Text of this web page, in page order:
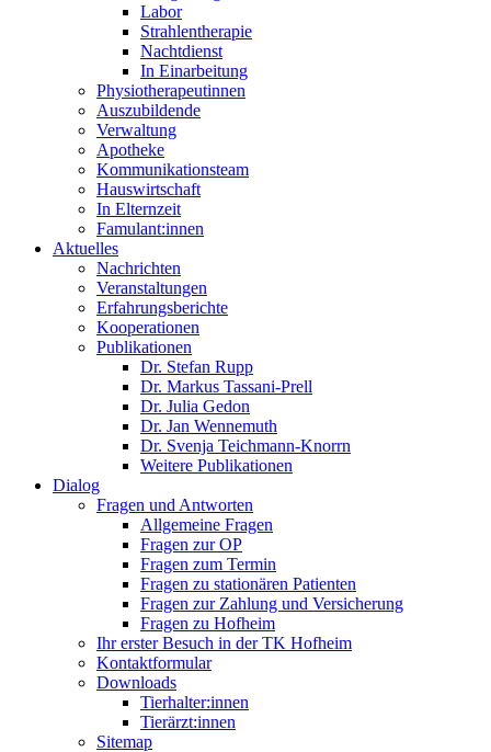
Labor
Strahlentherapie
Nachtdienst
In Einarbeitung
Physiotherapeutinnen
Auszubildende
Verwaltung
Apotheke
Kommunikationsteam
Hauswirtschaft
In Elternzeit
Famulant:innen
Aktuelles
Nachrichten
Veranstaltungen
Erfahrungsberichte
Kooperationen
Publikationen
Dr. Stefan Rupp
Dr. Markus Tassani-Prell
Dr. Julia Gedon
Dr. Jan Wennemuth
Dr. Svenja Teichmann-Knorrn
Weitere Publikationen
Dialog
Fragen und Antworten
Allgemeine Fragen
Fragen zur OP
Fragen zum Termin
Fragen zu stationären Patienten
Fragen zur Zahlung und Versicherung
Fragen zu Hofheim
Ihr erster Besuch in der TK Hofheim
Kontaktformular
Downloads
Tierhalter:innen
Tierärzt:innen
Sitemap